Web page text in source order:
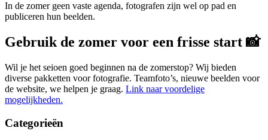
In de zomer geen vaste agenda, fotografen zijn wel op pad en
publiceren hun beelden.
Gebruik de zomer voor een frisse start 📸
Wil je het seioen goed beginnen na de zomerstop? Wij bieden
diverse pakketten voor fotografie. Teamfoto’s, nieuwe beelden voor
de website, we helpen je graag. Link naar voordelige
mogelijkheden.
Categorieën